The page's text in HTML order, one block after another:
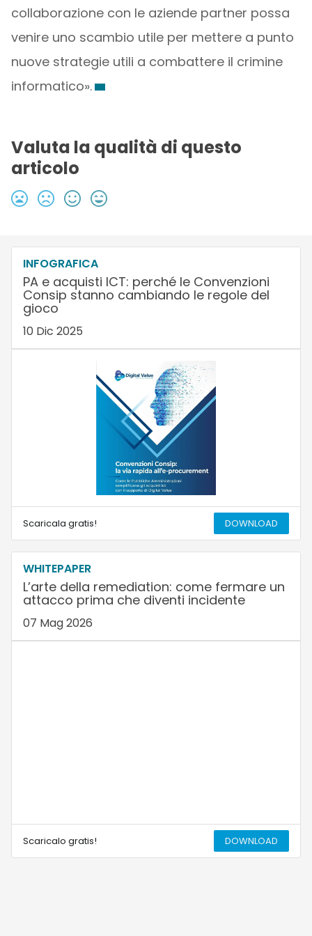
collaborazione con le aziende partner possa
venire uno scambio utile per mettere a punto
nuove strategie utili a combattere il crimine
informatico».
Valuta la qualità di questo
articolo
INFOGRAFICA
PA e acquisti ICT: perché le Convenzioni
Consip stanno cambiando le regole del
gioco
10 Dic 2025
Scaricala gratis! DOWNLOAD
WHITEPAPER
L’arte della remediation: come fermare un
attacco prima che diventi incidente
07 Mag 2026
Scaricalo gratis! DOWNLOAD